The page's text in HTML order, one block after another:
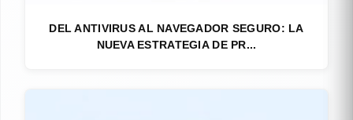
DEL ANTIVIRUS AL NAVEGADOR SEGURO: LA
NUEVA ESTRATEGIA DE PR...